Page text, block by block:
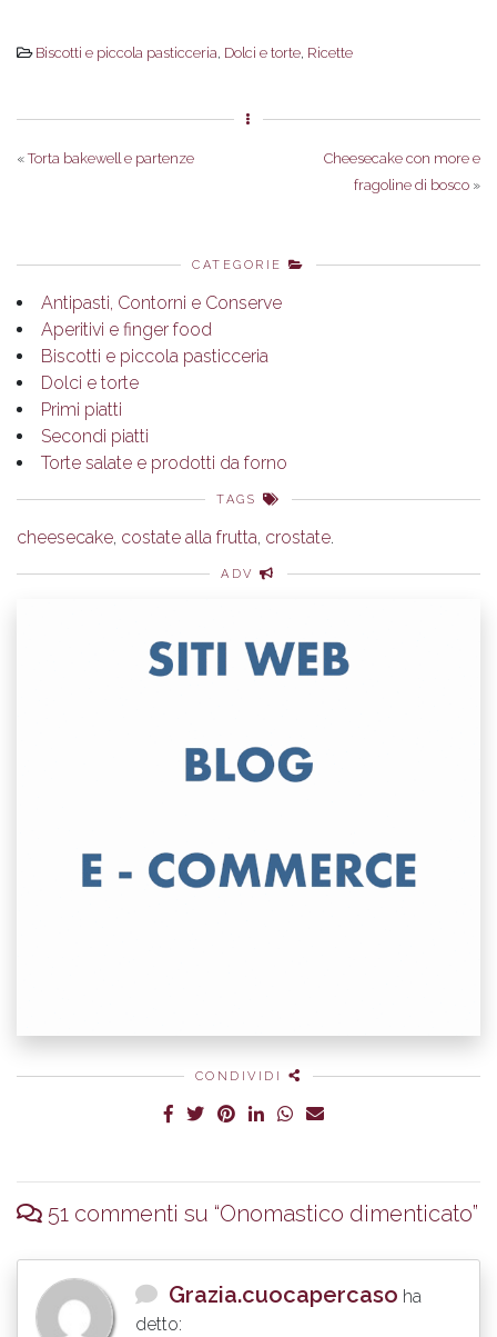
Biscotti e piccola pasticceria, Dolci e torte, Ricette
«Torta bakewell e partenze
Cheesecake con more e
fragoline di bosco »
CATEGORIE
Antipasti, Contorni e Conserve
Aperitivi e finger food
Biscotti e piccola pasticceria
Dolci e torte
Primi piatti
Secondi piatti
Torte salate e prodotti da forno
TAGS
cheesecake, costate alla frutta, crostate.
ADV
CONDIVIDI
51 commenti su “Onomastico dimenticato”
Grazia.cuocapercaso ha
detto: